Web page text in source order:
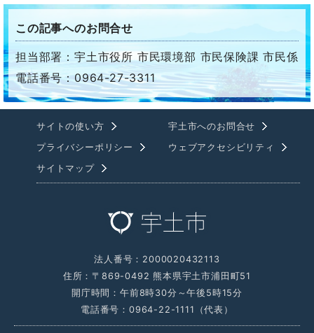
この記事へのお問合せ
担当部署：宇土市役所 市民環境部 市民保険課 市民係
電話番号：0964-27-3311
サイトの使い方
宇土市へのお問合せ
プライバシーポリシー
ウェブアクセシビリティ
サイトマップ
法人番号：2000020432113
住所：〒869-0492 熊本県宇土市浦田町51
開庁時間：午前8時30分～午後5時15分
電話番号：0964-22-1111（代表）